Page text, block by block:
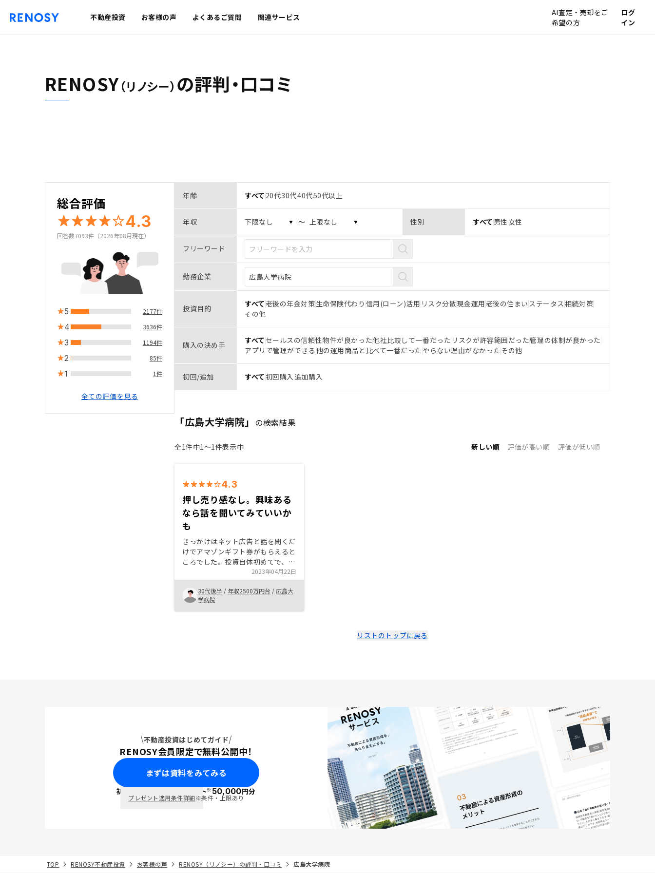
不動産投資 お客様の声 よくあるご質問 関連サービス
AI査定・売却をご
希望の方
ログ
イン
RENOSY（リノシー） の評判・口コミ
総合評価
4.3
回答数7093件（2026年08月現在）
5 2177件
4 3636件
3 1194件
2 85件
1 1件
全ての評価を見る
年齢 すべて 20代30代40代50代以上
年収 〜 性別 すべて 男性 女性
フリーワード
勤務企業
投資目的 すべて老後の年金対策生命保険代わり 信用(ローン)活用 リスク分散現金運用老後の住まい ステータス相続対策
その他
購入の決め手 すべてセールスの信頼性物件が良かった他社比較して一番だった リスクが許容範囲だった管理の体制が良かった
アプリで管理ができる 他の運用商品と比べて一番だった やらない理由がなかったその他
初回/追加 すべて初回購入 追加購入
「広島大学病院」 の検索結果
全1件中1〜1件表示中 新しい順 評価が高い順 評価が低い順
4.3
押し売り感なし。興味ある
なら話を聞いてみていいか
も
きっかけはネット広告と話を聞くだ
けでアマゾンギフト券がもらえると
ころでした。投資自体初めてで、そ
もそも不動産投資に対して漠然とし
た「胡散臭さ」がありましたが、何
度かセールス担当の話を聞くうち
に、リスクとベネフィット
（RENOSY側も含めて）がクリアに
すが、資金に余裕ができれば、また
RENOSYさんでお願いしようかなと
は思っています。
2023年04月22日
30代後半 / 年収2500万円台 / 広島大
学病院
リストのトップに戻る
不動産投資はじめてガイド
RENOSY会員限定で無料公開中！
まずは資料をみてみる
初回面談で ポイント※50,000円分
プレゼント適用条件詳細※条件・上限あり
TOP RENOSY不動産投資 お客様の声 RENOSY（リノシー）の評判・口コミ 広島大学病院